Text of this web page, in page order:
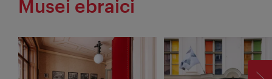
Musei ebraici